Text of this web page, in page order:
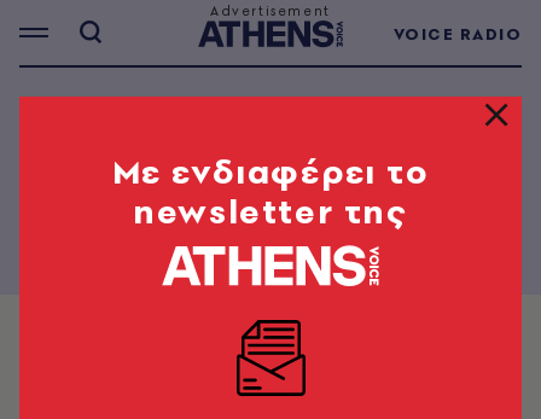
VOICE RADIO
PAPER - 233
Mε ενδιαφέρει το
newsletter της